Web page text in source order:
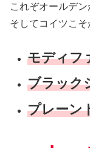
これぞオールデ
そしてコイツこそ
モディフ
ブラック
プレーン